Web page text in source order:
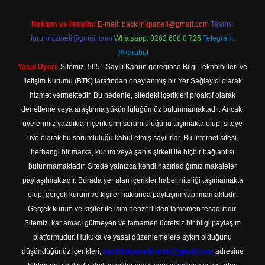
Reklam ve İletişim: E-mail: backlinkpaneli@gmail.com Teams:
forumhizmeti@gmail.com Whatsapp: 0262 606 0 726 Telegram:
@karabul
Yasal Uyarı: Sitemiz, 5651 Sayılı Kanun gereğince Bilgi Teknolojileri ve
İletişim Kurumu (BTK) tarafından onaylanmış bir Yer Sağlayıcı olarak
hizmet vermektedir. Bu nedenle, sitedeki içerikleri proaktif olarak
denetleme veya araştırma yükümlülüğümüz bulunmamaktadır. Ancak,
üyelerimiz yazdıkları içeriklerin sorumluluğunu taşımakta olup, siteye
üye olarak bu sorumluluğu kabul etmiş sayılırlar. Bu internet sitesi,
herhangi bir marka, kurum veya şahıs şirketi ile hiçbir bağlantısı
bulunmamaktadır. Sitede yalnızca kendi hazırladığımız makaleler
paylaşılmaktadır. Burada yer alan içerikler haber niteliği taşımamakta
olup, gerçek kurum ve kişiler hakkında paylaşım yapılmamaktadır.
Gerçek kurum ve kişiler ile isim benzerlikleri tamamen tesadüfidir.
Sitemiz, kar amacı gütmeyen ve tamamen ücretsiz bir bilgi paylaşım
platformudur. Hukuka ve yasal düzenlemelere aykırı olduğunu
düşündüğünüz içerikleri, backlinkpanelicomtr@gmail.com adresine